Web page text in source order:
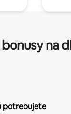
na
potrebujete